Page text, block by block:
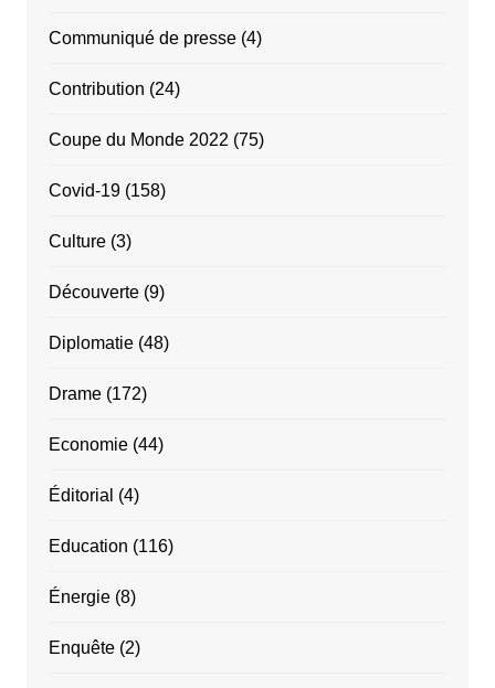
Communiqué de presse(4)
Contribution (24)
Coupe du Monde 2022 (75)
Covid-19(158)
Culture(3)
Découverte(9)
Diplomatie(48)
Drame(172)
Economie(44)
Éditorial (4)
Education (116)
Énergie(8)
Enquête(2)